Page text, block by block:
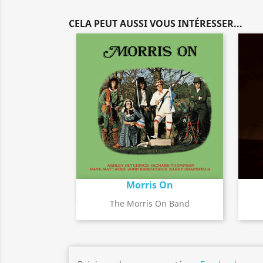
CELA PEUT AUSSI VOUS INTÉRESSER...
Morris On
The Morris On Band
Détail de l'album